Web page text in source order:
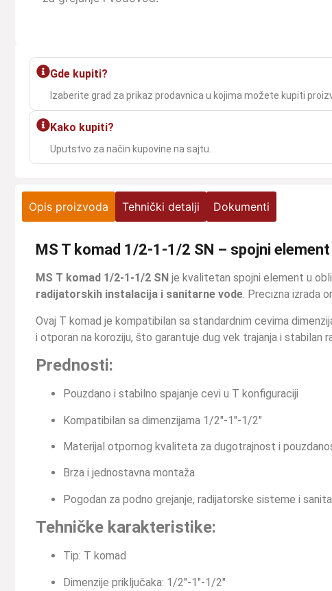
Gde kupiti?
Izaberite grad za prikaz prodavnica u kojima možete kupiti
Kako kupiti?
Uputstvo za način kupovine na sajtu.
Opis proizvoda Tehnički detalji Dokumenti
MS T komad 1/2-1-1/2 SN – spojni
MS T komad 1/2-1-1/2 SN je kvalitetan spojni element u
radijatorskih instalacija i sanitarne vode. Precizna izrada
Ovaj T komad je kompatibilan sa standardnim cevima
i otporan na koroziju, što garantuje dug vek trajanja i stabilan
Prednosti:
Pouzdano i stabilno spajanje cevi u T konfiguraciji
Kompatibilan sa dimenzijama 1/2″-1″-1/2″
Materijal otpornog kvaliteta za dugotrajnost i
Brza i jednostavna montaža
Pogodan za podno grejanje, radijatorske sisteme i
Tehničke karakteristike:
Tip: T komad
Dimenzije priključaka: 1/2″-1″-1/2″